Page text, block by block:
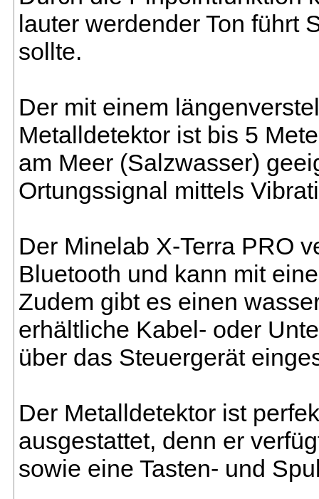
lauter werdender Ton führt
sollte.
Der mit einem
Metalldetektor ist bis 5
am Meer (Salzwasser)
Ortungssignal mittels
Der Minelab X-Terra PRO
Bluetooth und kann mit
Zudem gibt es einen
erhältliche Kabel- oder
über das Steuergerät
Der Metalldetektor ist
ausgestattet, denn er
sowie eine Tasten- und